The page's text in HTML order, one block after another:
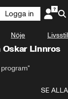
Logga in
Nöje Livsstil
Linnros
SE ALLA